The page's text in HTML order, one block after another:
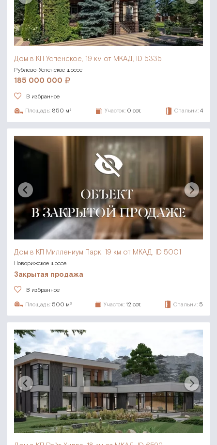
Дом в КП Успенское, 19 км от МКАД, ID 5335
Рублево-Успенское шоссе
185 000 000
В избранное
Площадь: 850 м² Участок: 0 сот. Спальни: 4
Дом в КП Миллениум Парк, 19 км от МКАД, ID 5001
Новорижское шоссе
Закрытая продажа
В избранное
Площадь: 500 м² Участок: 12 сот. Спальни: 5